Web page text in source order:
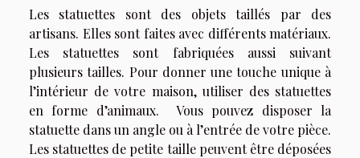
Les statuettes sont des objets taillés par des
artisans. Elles sont faites avec différents matériaux.
Les statuettes sont fabriquées aussi suivant
plusieurs tailles. Pour donner une touche unique à
l’intérieur de votre maison, utiliser des statuettes
en forme d’animaux. Vous pouvez disposer la
statuette dans un angle ou à l’entrée de votre pièce.
Les statuettes de petite taille peuvent être déposées